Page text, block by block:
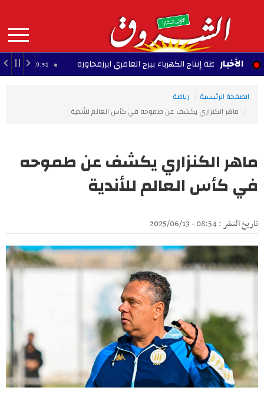
contenu
principal
MAIN
NAVIGATION الأخبار
إنتاج الكهرباء ببرج العامري ابرزمحاوره 19:51 - 2026/08/10
الصفحة الرئيسية
رياضة
ماهر الكنزاري يكشف عن طموحه في كأس العالم للأندية
ماهر الكنزاري يكشف عن طموحه
في كأس العالم للأندية
تاريخ النشر : 08:54 - 2025/06/13